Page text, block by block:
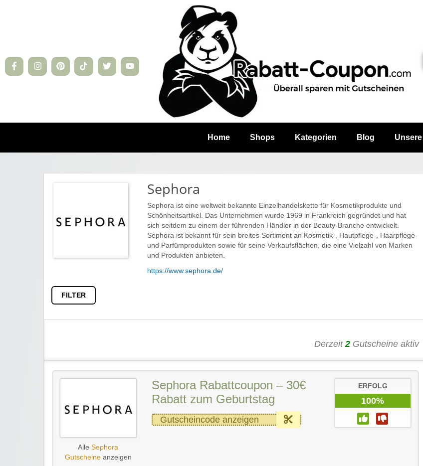
Home Shops Kategorien Blog
Sephora
Sephora ist eine weltweit bekannte Einzelhandelskette für Kosmetikprodukte und
Schönheitsartikel. Das Unternehmen wurde 1969 in Frankreich gegründet und hat
sich seitdem zu einem der führenden Händler in der Beauty-Branche entwickelt.
Sephora ist bekannt für sein breites Sortiment an Kosmetik-, Hautpflege-, Haarpflege-
und Parfümprodukten sowie für seine Verkaufsflächen, die eine Vielzahl von Marken
und Produkten anbieten.
https://www.sephora.de/
FILTER
Derzeit2 Gutscheine aktiv
AlleSephora
Gutscheineanzeigen
Sephora Rabattcoupon – 30€
Rabatt zum Geburtstag
Gutscheincode anzeigen
ERFOLG
100%